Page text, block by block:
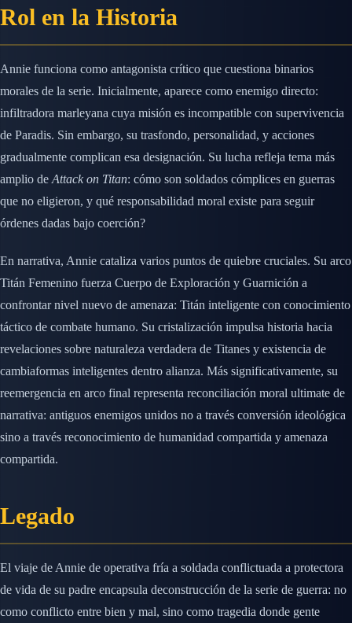
Rol en la Historia
Annie funciona como antagonista crítico que cuestiona binarios
morales de la serie. Inicialmente, aparece como enemigo directo:
infiltradora marleyana cuya misión es incompatible con supervivencia
de Paradis. Sin embargo, su trasfondo, personalidad, y acciones
gradualmente complican esa designación. Su lucha refleja tema más
amplio de Attack on Titan: cómo son soldados cómplices en guerras
que no eligieron, y qué responsabilidad moral existe para seguir
órdenes dadas bajo coerción?
En narrativa, Annie cataliza varios puntos de quiebre cruciales. Su arco
Titán Femenino fuerza Cuerpo de Exploración y Guarnición a
confrontar nivel nuevo de amenaza: Titán inteligente con conocimiento
táctico de combate humano. Su cristalización impulsa historia hacia
revelaciones sobre naturaleza verdadera de Titanes y existencia de
cambiaformas inteligentes dentro alianza. Más significativamente, su
reemergencia en arco final representa reconciliación moral ultimate de
narrativa: antiguos enemigos unidos no a través conversión ideológica
sino a través reconocimiento de humanidad compartida y amenaza
compartida.
Legado
El viaje de Annie de operativa fría a soldada conflictuada a protectora
de vida de su padre encapsula deconstrucción de la serie de guerra: no
como conflicto entre bien y mal, sino como tragedia donde gente